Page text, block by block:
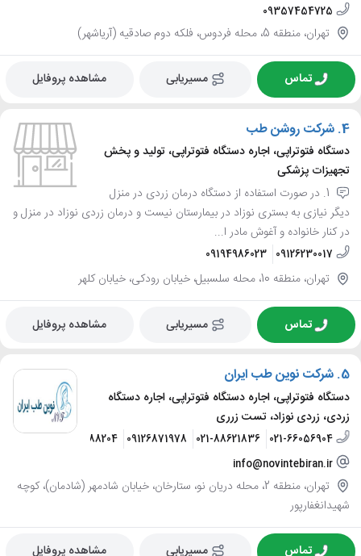
09357454725
تهران، منطقه 5، محله فردوس، فلکه دوم صادقیه (آریاشهر)
تماس مسیریابی مشاهده پروفایل
4. شرکت روشن طب
دستگاه فتوتراپی، اجاره دستگاه فتوتراپی، تولید و پخش
تجهیزات پزشکی
1. در صورت استفاده از دستگاه درمان زردی در منزل
دیگر نیازی به بستری نوزاد در بیمارستان نیست و درمان زردی نوزاد در منزل و
در کنار خانواده و آغوش مادر ا...
09126230017
09194986023
تهران، منطقه 10، محله سلسبیل، خیابان رودکی، خیابان کلهر
تماس مسیریابی مشاهده پروفایل
5. شرکت نوین طب ایران
دستگاه فتوتراپی، اجاره دستگاه فتوتراپی، اجاره دستگاه
زردی، زردی نوزاد، تست زرری
021-66056904
021-88621836
09126871978
09307588204
info@novintebiran.ir
تهران، منطقه 2، محله دریان نو، ستارخان، خیابان شادمهر (شادمان)، کوچه
شهیدانغفارپور
تماس مسیریابی مشاهده پروفایل